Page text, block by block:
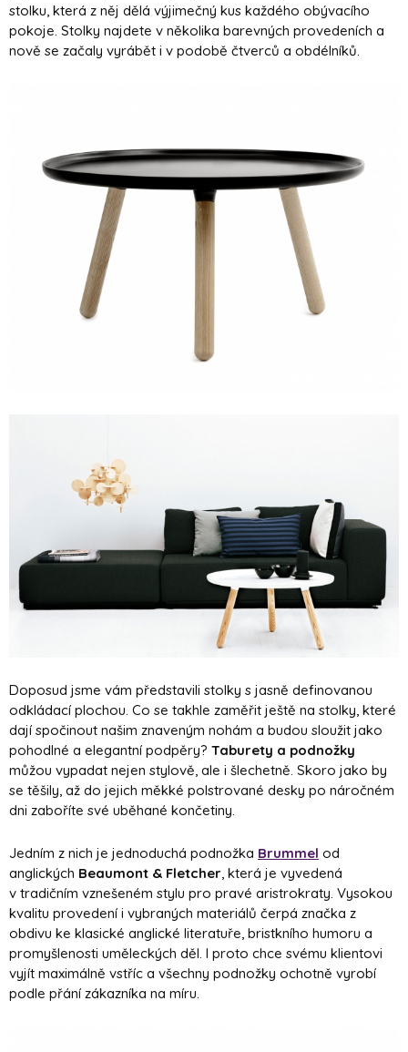
stolku, která z něj dělá výjimečný kus každého obývacího
pokoje. Stolky najdete v několika barevných provedeních a
nově se začaly vyrábět i v podobě čtverců a obdélníků.
Doposud jsme vám představili stolky s jasně definovanou
odkládací plochou. Co se takhle zaměřit ještě na stolky, které
dají spočinout našim znaveným nohám a budou sloužit jako
pohodlné a elegantní podpěry? Taburety a podnožky
můžou vypadat nejen stylově, ale i šlechetně. Skoro jako by
se těšily, až do jejich měkké polstrované desky po náročném
dni zaboříte své uběhané končetiny.
Jedním z nich je jednoduchá podnožka Brummel od
anglických Beaumont & Fletcher, která je vyvedená
v tradičním vznešeném stylu pro pravé aristrokraty. Vysokou
kvalitu provedení i vybraných materiálů čerpá značka z
obdivu ke klasické anglické literatuře, bristkního humoru a
promyšlenosti uměleckých děl. I proto chce svému klientovi
vyjít maximálně vstříc a všechny podnožky ochotně vyrobí
podle přání zákazníka na míru.